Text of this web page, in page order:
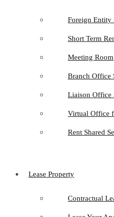
Foreign Entity
Short Term
Meeting Room
Branch Office
Liaison Office
Virtual Office
Rent Shared
Lease Property
Contractual